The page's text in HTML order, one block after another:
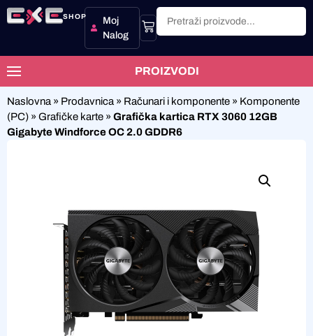
SHOP
Moj
Nalog
PROIZVODI
Naslovna » Prodavnica » Računari i komponente » Komponente
(PC) » Grafičke karte » Grafička kartica RTX 3060 12GB
Gigabyte Windforce OC 2.0 GDDR6